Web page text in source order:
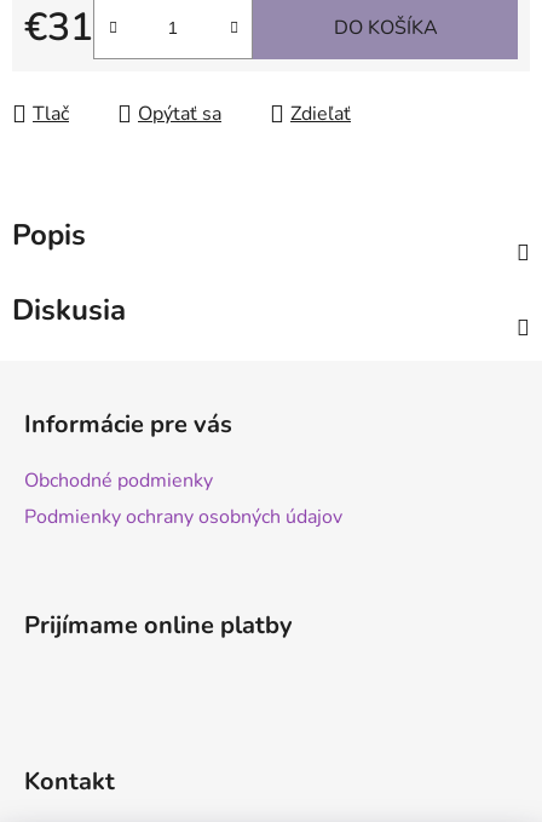
€31
Jednotková cena:
DO KOŠÍKA
Tlač Opýtať sa Zdieľať
Popis
Diskusia
Informácie pre vás
Obchodné podmienky
Podmienky ochrany osobných údajov
Prijímame online platby
Kontakt